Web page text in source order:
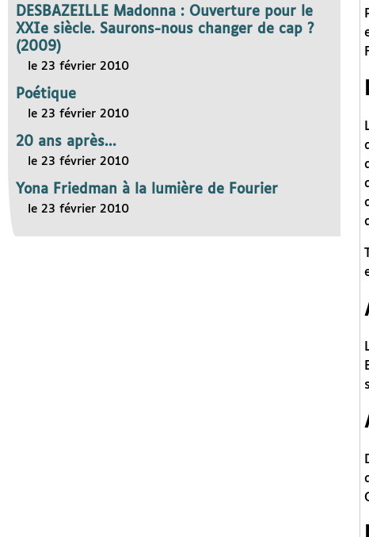
DESBAZEILLE Madonna : Ouverture pour le
XXIe siècle. Saurons-nous changer de cap ?
(2009)
le 23 février 2010
Poétique
le 23 février 2010
20 ans après...
le 23 février 2010
Yona Friedman à la lumière de Fourier
le 23 février 2010